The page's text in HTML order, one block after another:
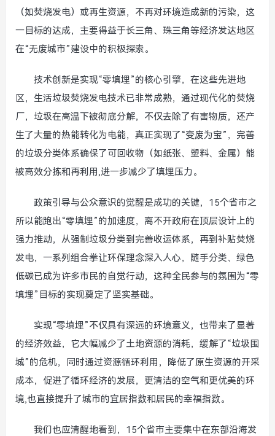
（如焚烧发电）或再生资源，不再对环境造成新的污染，这
一目标的达成，主要得益于长三角、珠三角等经济发达地区
在“无废城市”建设中的积极探索。
技术创新是实现“零填埋”的核心引擎，在这些先进地
区，生活垃圾焚烧发电技术已非常成熟，通过现代化的焚烧
厂，垃圾在高温下被彻底分解，不仅去除了有害物质，还产
生了大量的热能转化为电能，真正实现了“变废为宝”，完善
的垃圾分类体系确保了可回收物（如纸张、塑料、金属）能
被高效分拣和再利用,进一步减少了填埋压力。
政策引导与公众意识的觉醒是成功的关键，15个省市之
所以能跑出“零填埋”的加速度，离不开政府在顶层设计上的
强力推动，从强制垃圾分类到完善收运体系，再到补贴焚烧
发电，一系列组合拳让环保理念深入人心，随手分类、绿色
低碳已成为许多市民的自觉行动，这种全民参与的氛围为“零
填埋”目标的实现奠定了坚实基础。
实现“零填埋”不仅具有深远的环境意义，也带来了显著
的经济效益，它大幅减少了土地资源的消耗，缓解了“垃圾围
城”的危机，同时通过资源循环利用，降低了原生资源的开采
成本，促进了循环经济的发展，更清洁的空气和更优美的环
境,也直接提升了城市的宜居指数和居民的幸福指数。
我们也应清醒地看到，15个省市主要集中在东部沿海发